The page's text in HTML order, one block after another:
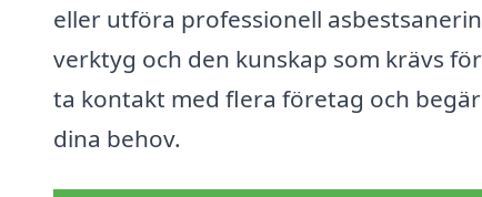
eller utföra professionell
verktyg och den kunskap som krävs
ta kontakt med flera företag och
dina behov.